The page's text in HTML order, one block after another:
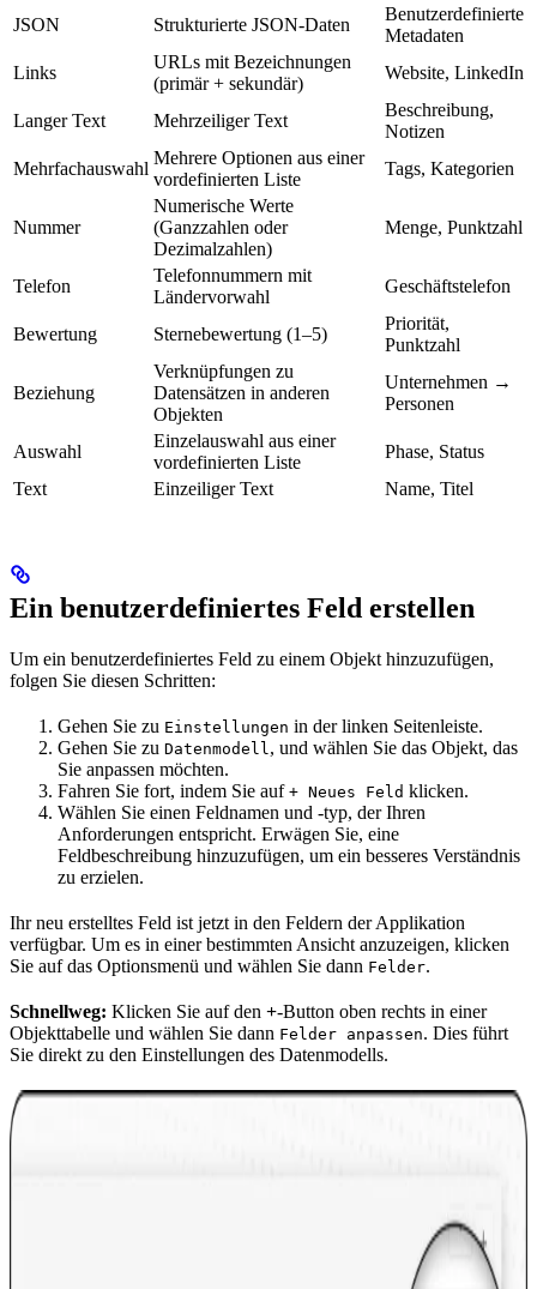
JSON
Strukturierte JSON-Daten
Benutzerdefinierte
Metadaten
Links
URLs mit Bezeichnungen
(primär + sekundär)
Website, LinkedIn
Langer Text Mehrzeiliger Text
Beschreibung,
Notizen
Mehrfachauswahl
Mehrere Optionen aus einer
vordefinierten Liste
Tags, Kategorien
Nummer
Numerische Werte
(Ganzzahlen oder
Dezimalzahlen)
Menge, Punktzahl
Telefon
Telefonnummern mit
Ländervorwahl
Geschäftstelefon
Bewertung Sternebewertung (1–5)
Priorität,
Punktzahl
Beziehung
Verknüpfungen zu
Datensätzen in anderen
Objekten
Unternehmen →
Personen
Auswahl
Einzelauswahl aus einer
vordefinierten Liste
Phase, Status
Text
Einzeiliger Text Name, Titel
Ein benutzerdefiniertes Feld erstellen
Um ein benutzerdefiniertes Feld zu einem Objekt hinzuzufügen,
folgen Sie diesen Schritten:
Gehen Sie zu Einstellungen in der linken Seitenleiste.
Gehen Sie zu Datenmodell, und wählen Sie das Objekt, das
Sie anpassen möchten.
Fahren Sie fort, indem Sie auf + Neues Feld klicken.
Wählen Sie einen Feldnamen und -typ, der Ihren
Anforderungen entspricht. Erwägen Sie, eine
Feldbeschreibung hinzuzufügen, um ein besseres Verständnis
zu erzielen.
Ihr neu erstelltes Feld ist jetzt in den Feldern der Applikation
verfügbar. Um es in einer bestimmten Ansicht anzuzeigen, klicken
Sie auf das Optionsmenü und wählen Sie dann Felder.
Schnellweg: Klicken Sie auf den +-Button oben rechts in einer
Objekttabelle und wählen Sie dann Felder anpassen. Dies führt
Sie direkt zu den Einstellungen des Datenmodells.